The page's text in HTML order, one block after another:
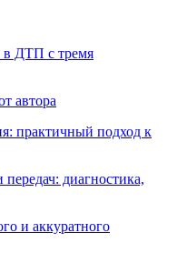
в ДТП с тремя
автора
практичный подход к
диагностика,
и аккуратного